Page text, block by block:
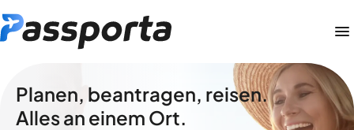
Planen, beantragen, reisen.
Alles an einem Ort.